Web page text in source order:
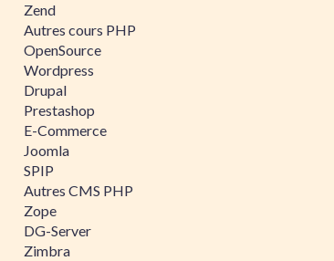
Zend
Autres cours PHP
OpenSource
Wordpress
Drupal
Prestashop
E-Commerce
Joomla
SPIP
Autres CMS PHP
Zope
DG-Server
Zimbra